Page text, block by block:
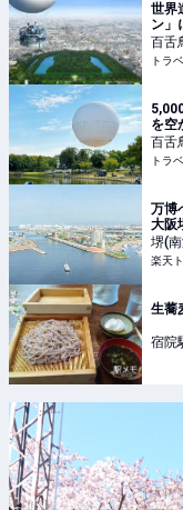
世界
ン」
百舌
トラ
を空
百舌
トラ
万博
大阪
堺(
楽天
生蕎
宿院